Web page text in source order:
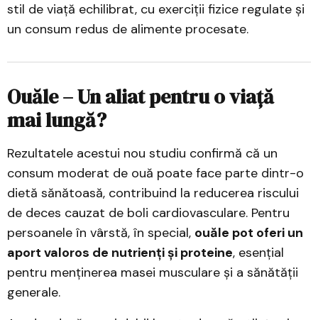
stil de viață echilibrat, cu exerciții fizice regulate și
un consum redus de alimente procesate.
Ouăle – Un aliat pentru o viață
mai lungă?
Rezultatele acestui nou studiu confirmă că un
consum moderat de ouă poate face parte dintr-o
dietă sănătoasă, contribuind la reducerea riscului
de deces cauzat de boli cardiovasculare. Pentru
persoanele în vârstă, în special, ouăle pot oferi un
aport valoros de nutrienți și proteine, esențial
pentru menținerea masei musculare și a sănătății
generale.